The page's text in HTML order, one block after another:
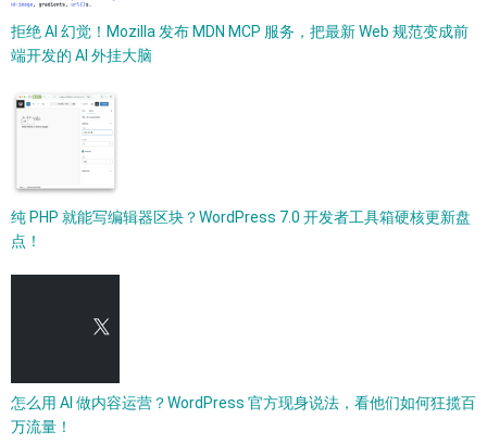
拒绝 AI 幻觉！Mozilla 发布 MDN MCP 服务，把最新 Web 规范变成前
端开发的 AI 外挂大脑
纯 PHP 就能写编辑器区块？WordPress 7.0 开发者工具箱硬核更新盘
点！
怎么用 AI 做内容运营？WordPress 官方现身说法，看他们如何狂揽百
万流量！